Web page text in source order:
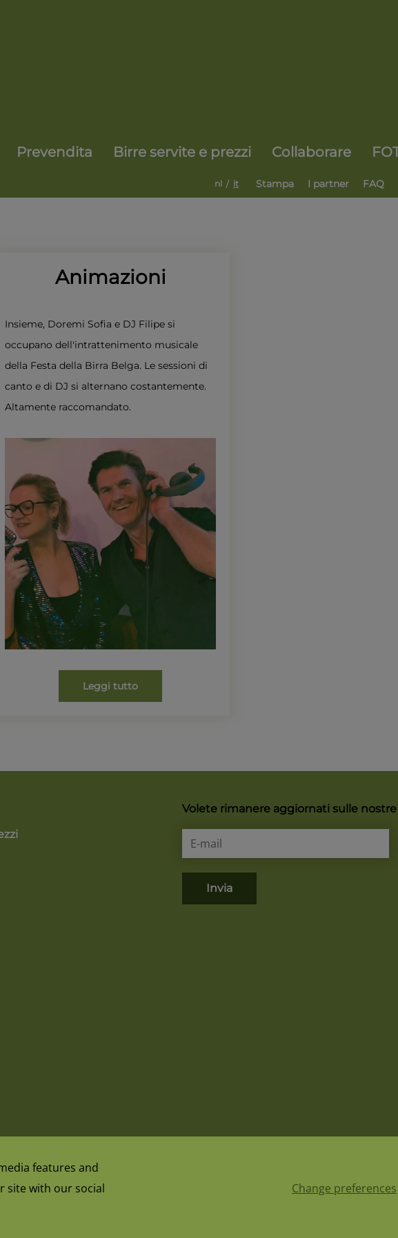
Prevendita Birre servite e prezzi Collaborare
nl / it Stampa I partner FAQ
Leggi tutto
Animazioni
Insieme, Doremi Sofia e DJ Filipe si
occupano dell'intrattenimento musicale
della Festa della Birra Belga. Le sessioni di
canto e di DJ si alternano costantemente.
Altamente raccomandato.
features and
site with our social
Change preferences
Volete rimanere aggiornati sulle
Invia